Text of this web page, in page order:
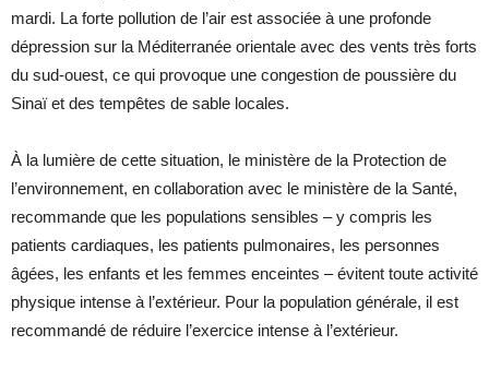
mardi. La forte pollution de l’air est associée à une profonde
dépression sur la Méditerranée orientale avec des vents très forts
du sud-ouest, ce qui provoque une congestion de poussière du
Sinaï et des tempêtes de sable locales.
À la lumière de cette situation, le ministère de la Protection de
l’environnement, en collaboration avec le ministère de la Santé,
recommande que les populations sensibles – y compris les
patients cardiaques, les patients pulmonaires, les personnes
âgées, les enfants et les femmes enceintes – évitent toute activité
physique intense à l’extérieur. Pour la population générale, il est
recommandé de réduire l’exercice intense à l’extérieur.